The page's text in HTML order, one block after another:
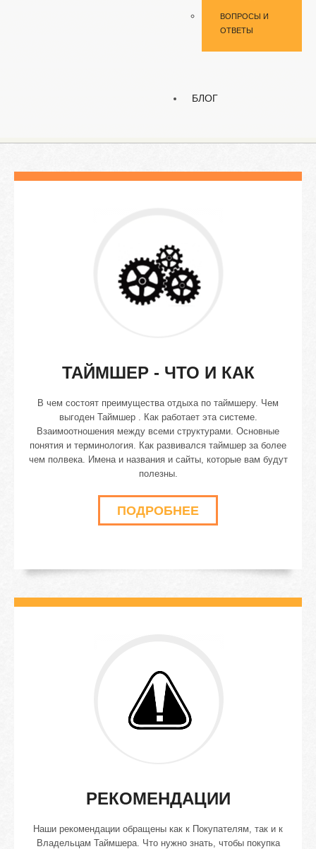
ВОПРОСЫ И
ОТВЕТЫ
БЛОГ
ТАЙМШЕР - ЧТО И КАК
В чем состоят преимущества отдыха по таймшеру. Чем
выгоден Таймшер . Как работает эта системе.
Взаимоотношения между всеми структурами. Основные
понятия и терминология. Как развивался таймшер за более
чем полвека. Имена и названия и сайты, которые вам будут
полезны.
ПОДРОБНЕЕ
РЕКОМЕНДАЦИИ
Наши рекомендации обращены как к Покупателям, так и к
Владельцам Таймшера. Что нужно знать, чтобы покупка